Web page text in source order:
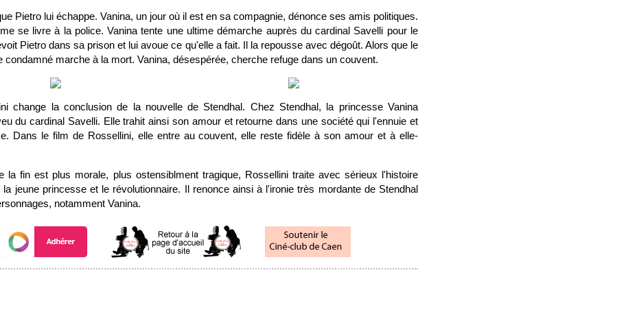
Pietro lui échappe. Vanina, un jour où il est en sa compagnie, dénonce ses amis politiques.
se livre à la police. Vanina tente une ultime démarche auprès du cardinal Savelli pour le
Pietro dans sa prison et lui avoue ce qu'elle a fait. Il la repousse avec dégoût. Alors que le
condamné marche à la mort. Vanina, désespérée, cherche refuge dans un couvent.
change la conclusion de la nouvelle de Stendhal. Chez Stendhal, la princesse Vanina
du cardinal Savelli. Elle trahit ainsi son amour et retourne dans une société qui l'ennuie et
Dans le film de Rossellini, elle entre au couvent, elle reste fidèle à son amour et à elle-
la fin est plus morale, plus ostensiblment tragique, Rossellini traite avec sérieux l'histoire
jeune princesse et le révolutionnaire. Il renonce ainsi à l'ironie très mordante de Stendhal
notamment Vanina.